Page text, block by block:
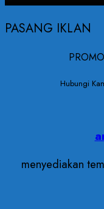
PASANG IKLAN
Hubungi
menyediakan